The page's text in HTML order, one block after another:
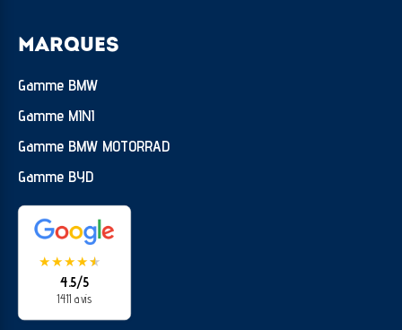
MARQUES
Gamme BMW
Gamme MINI
Gamme BMW MOTORRAD
Gamme BYD
★★★★★
★
4.5/5
1411 avis